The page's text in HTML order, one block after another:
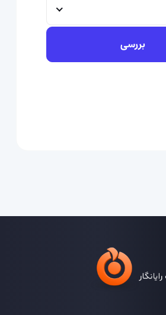
بررسی